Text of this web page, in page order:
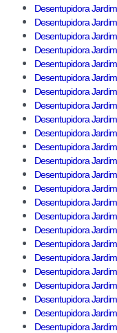
Desentupidora
Desentupidora
Desentupidora
Desentupidora
Desentupidora
Desentupidora
Desentupidora
Desentupidora
Desentupidora
Desentupidora
Desentupidora
Desentupidora
Desentupidora
Desentupidora
Desentupidora
Desentupidora
Desentupidora
Desentupidora
Desentupidora
Desentupidora
Desentupidora
Desentupidora
Desentupidora
Desentupidora